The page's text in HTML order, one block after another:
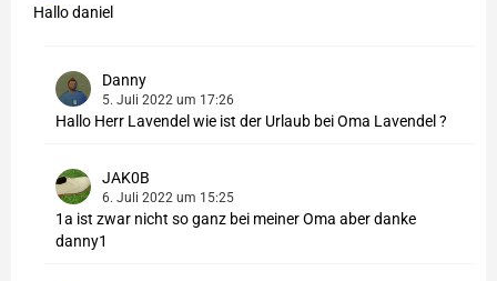
Hallo daniel
Danny
5. Juli 2022 um 17:26
Hallo Herr Lavendel wie ist der Urlaub bei Oma Lavendel ?
JAK0B
6. Juli 2022 um 15:25
1a ist zwar nicht so ganz bei meiner Oma aber danke
danny1